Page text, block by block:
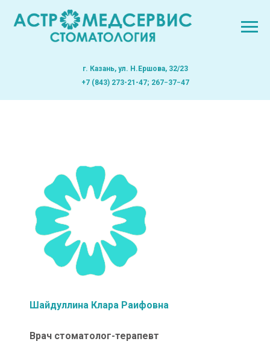
г. Казань, ул. Н.Ершова, 32/23
+7 (843) 273-21-47; 267−37−47
Шайдуллина Клара Раифовна
Врач стоматолог-терапевт